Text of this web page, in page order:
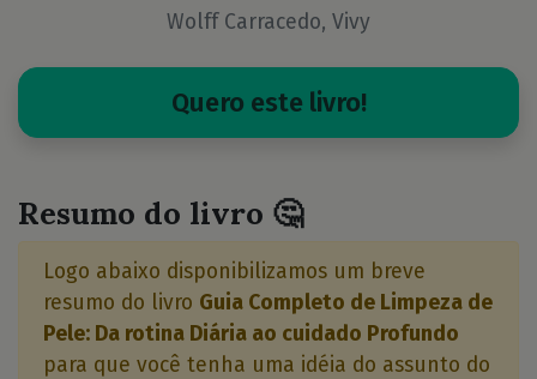
Wolff Carracedo, Vivy
Quero este livro!
Resumo do livro 🤔
Logo abaixo disponibilizamos um breve
resumo do livro Guia Completo de Limpeza de
Pele: Da rotina Diária ao cuidado Profundo
para que você tenha uma idéia do assunto do